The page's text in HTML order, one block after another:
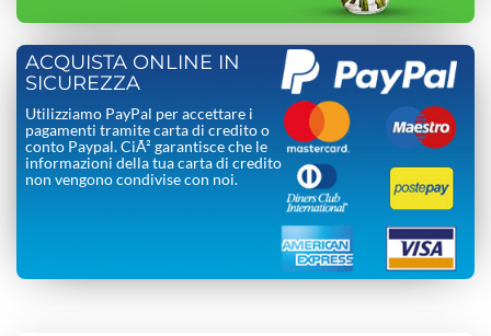
ACQUISTA ONLINE IN
SICUREZZA
Utilizziamo PayPal per accettare i
pagamenti tramite carta di credito o
conto Paypal. CiÃ² garantisce che le
informazioni della tua carta di credito
non vengono condivise con noi.